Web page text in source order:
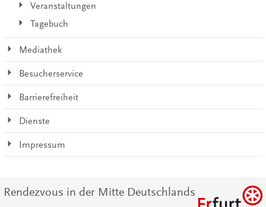
Veranstaltungen
Tagebuch
Mediathek
Besucherservice
Barrierefreiheit
Dienste
Impressum
Rendezvous in der Mitte Deutschlands